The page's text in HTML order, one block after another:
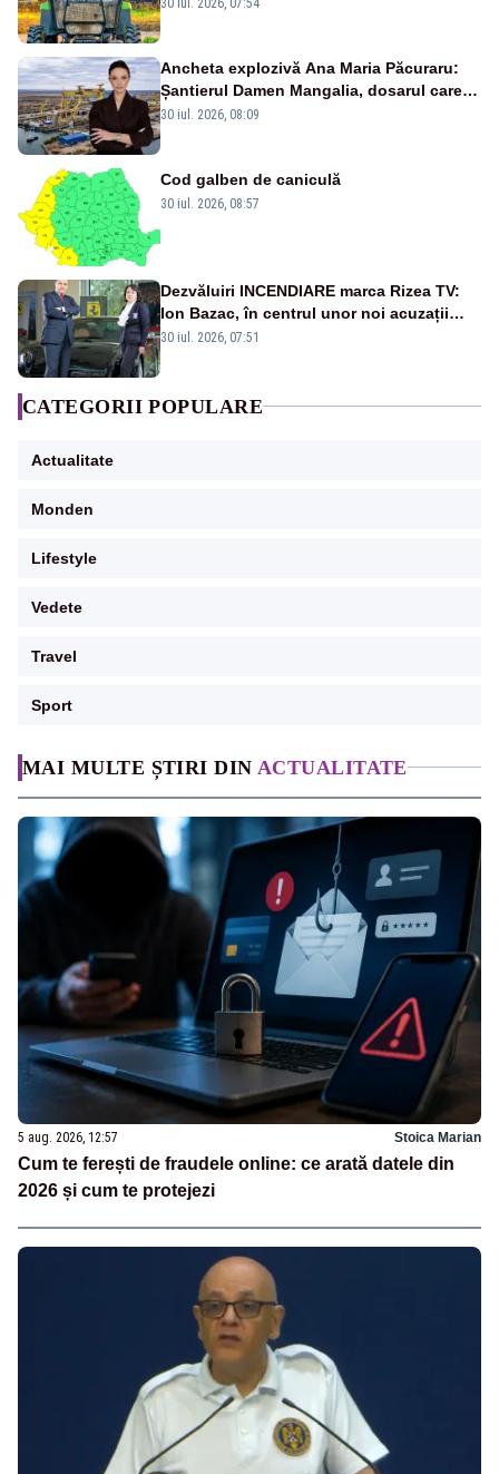
MAI MULTE ȘTIRI DIN ACTUALITATE
5 aug. 2026, 12:57 Stoica Marian
Cum te ferești de fraudele online: ce arată datele din
2026 și cum te protejezi
Ancheta explozivă Ana Maria Păcuraru:
Șantierul Damen Mangalia, dosarul care
scufundă apărarea României
30 iul. 2026, 08:09
Cod galben de caniculă
30 iul. 2026, 08:57
Dezvăluiri INCENDIARE marca Rizea TV:
Ion Bazac, în centrul unor noi acuzații
publice
30 iul. 2026, 07:51
CATEGORII POPULARE
Actualitate
Monden
Lifestyle
Vedete
Travel
Sport